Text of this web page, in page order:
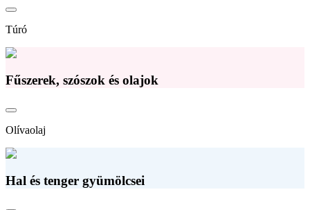
Túró
Fűszerek, szószok és olajok
Olívaolaj
Hal és tenger gyümölcsei